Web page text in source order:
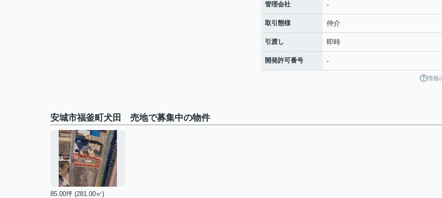
管理会社 -
取引態様 仲介
引渡し 即時
開発許可番号 -
情報
安城市福釜町犬田 売地で募集中の物件
85.00坪 (281.00㎡)